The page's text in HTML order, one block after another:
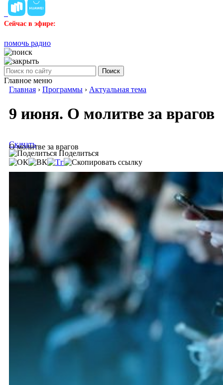
Сейчас в эфире:
помочь радио
Поиск
Главное меню
Главная › Программы › Актуальная тема
9 июня. О молитве за врагов
О молитве за врагов
Скачать
Поделиться